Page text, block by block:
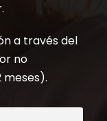
a través del
no
meses).